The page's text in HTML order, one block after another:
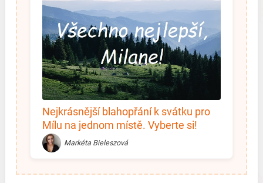
Nejkrásnější blahopřání k svátku pro
Mílu na jednom místě. Vyberte si!
Markéta Bieleszová